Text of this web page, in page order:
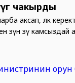
чакырды
аксап, өлкө
өзүн өзү